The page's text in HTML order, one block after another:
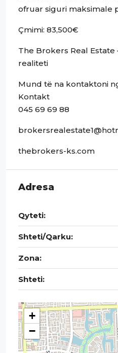
ofruar siguri maksimale
Çmimi: 83,500€
The Brokers Real Estate
realiteti
Mund të na kontaktoni
Kontakt
045 69 69 88
thebrokers-ks.com
Adresa
Qyteti:
Shteti/Qarku:
Zona:
Shteti:
+
−